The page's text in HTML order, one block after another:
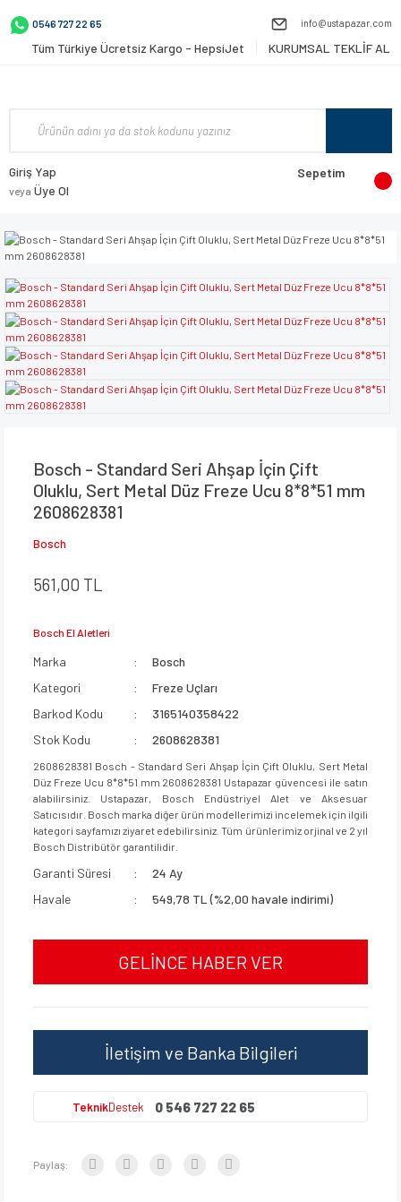
0546 727 22 65 info@ustapazar.com
Tüm Türkiye Ücretsiz Kargo - HepsiJet KURUMSAL TEKLİF AL
Giriş Yap
veya Üye Ol
Sepetim
Bosch - Standard Seri Ahşap İçin Çift
Oluklu, Sert Metal Düz Freze Ucu 8*8*51 mm
2608628381
Bosch
561,00 TL
Bosch El Aletleri
Marka
Bosch
Kategori
Freze Uçları
Barkod Kodu
3165140358422
Stok Kodu
2608628381
2608628381 Bosch - Standard Seri Ahşap İçin Çift Oluklu, Sert Metal
Düz Freze Ucu 8*8*51 mm 2608628381 Ustapazar güvencesi ile satın
alabilirsiniz. Ustapazar, Bosch Endüstriyel Alet ve Aksesuar
Satıcısıdır. Bosch marka diğer ürün modellerimizi incelemek için ilgili
kategori sayfamızı ziyaret edebilirsiniz. Tüm ürünlerimiz orjinal ve 2 yıl
Bosch Distribütör garantilidir.
Garanti Süresi
24 Ay
Havale
549,78 TL (%2,00 havale indirimi)
GELİNCE HABER VER
İletişim ve Banka Bilgileri
TeknikDestek 0 546 727 22 65
Paylaş: